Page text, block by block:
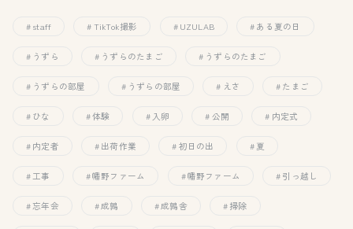
staff TikTok撮影 UZULAB ある夏の日
うずら うずらのたまご うずらのたまご
うずらの部屋 うずらの部屋 えさ たまご
ひな 体験 入卵 公開 内定式
内定者 出荷作業 初日の出 夏
工事 幡野ファーム 幡野ファーム 引っ越し
忘年会 成鶉 成鶉舎 掃除